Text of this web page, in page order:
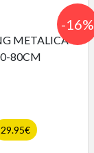
29.95€
-16%